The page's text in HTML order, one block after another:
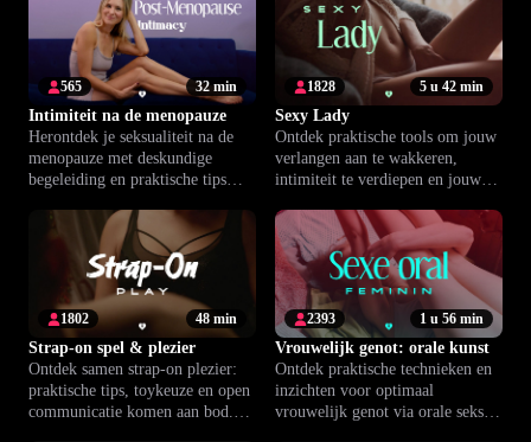
32 min
565
Intimiteit na de menopauze
Herontdek je seksualiteit na de
menopauze met deskundige
begeleiding en praktische tips
5 u 42 min
1828
Sexy Lady
Ontdek praktische tools om jouw
verlangen aan te wakkeren,
intimiteit te verdiepen en jouw
48 min
1802
Strap-on spel & plezier
Ontdek samen strap-on plezier:
praktische tips, toykeuze en open
communicatie komen aan bod.
1 u 56 min
2393
Vrouwelijk genot: orale kunst
Ontdek praktische technieken en
inzichten voor optimaal
vrouwelijk genot via orale seks